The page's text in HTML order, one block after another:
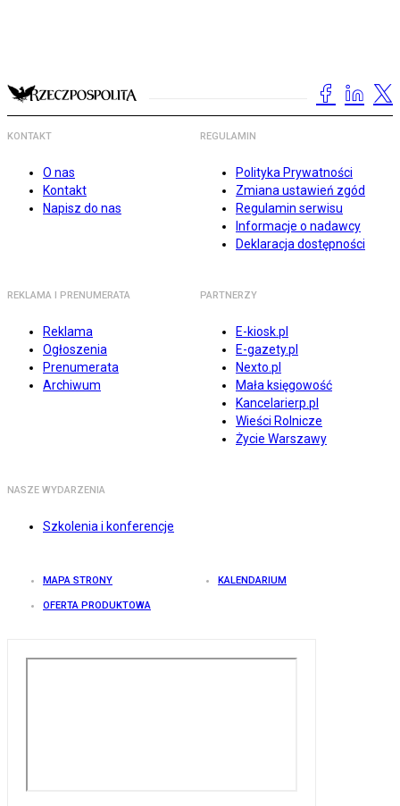
KONTAKT
O nas
Kontakt
Napisz do nas
REGULAMIN
Polityka Prywatności
Zmiana ustawień zgód
Regulamin serwisu
Informacje o nadawcy
Deklaracja dostępności
REKLAMA I PRENUMERATA
Reklama
Ogłoszenia
Prenumerata
Archiwum
PARTNERZY
E-kiosk.pl
E-gazety.pl
Nexto.pl
Mała księgowość
Kancelarierp.pl
Wieści Rolnicze
Życie Warszawy
NASZE WYDARZENIA
Szkolenia i konferencje
MAPA STRONY KALENDARIUM
OFERTA PRODUKTOWA